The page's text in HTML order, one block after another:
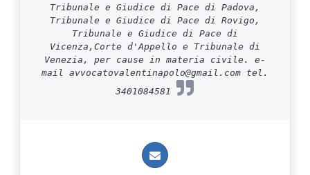
Tribunale e Giudice di Pace di Padova,
Tribunale e Giudice di Pace di Rovigo,
Tribunale e Giudice di Pace di
Vicenza,Corte d'Appello e Tribunale di
Venezia, per cause in materia civile. e-
mail avvocatovalentinapolo@gmail.com tel.
3401084581